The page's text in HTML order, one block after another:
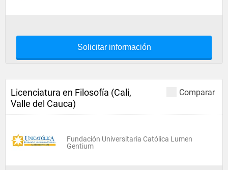
Solicitar información
Comparar
Licenciatura en Filosofía (Cali,
Valle del Cauca)
Fundación Universitaria Católica Lumen
Gentium